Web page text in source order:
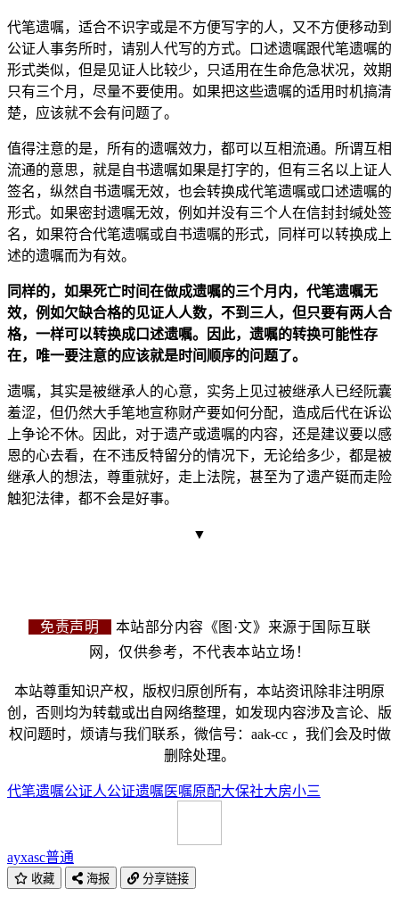
代笔遗嘱，适合不识字或是不方便写字的人，又不方便移动到
公证人事务所时，请别人代写的方式。口述遗嘱跟代笔遗嘱的
形式类似，但是见证人比较少，只适用在生命危急状况，效期
只有三个月，尽量不要使用。如果把这些遗嘱的适用 时机搞清
楚，应该就不会有问题了。
值得注意的是，所有的遗嘱效力，都可以互相流通。所谓互相
流通的意思，就是自书遗嘱如果是打字的，但有三名以上证人
签名，纵然自书遗嘱无效，也会转换成代笔遗嘱或口述遗嘱的
形式。如果密封遗嘱无效，例如并没有三个人在信封封缄处签
名，如果符合代笔遗嘱或自书遗嘱的形式，同样可以转换成上
述的遗嘱而为有效。
同样的，如果死亡时间在做成遗嘱的三个月内，代笔遗嘱无
效，例如欠缺合格的见证人人数，不到三人，但只要有两人合
格，一样可以转换成口述遗嘱。因此，遗嘱的转换可能性存
在，唯一要注意的应该就是时间顺序的问题了。
遗嘱，其实是被继承人的心意，实务上见过被继承人已经阮囊
羞涩，但仍然大手笔地宣称财产要如何分配，造成后代在诉讼
上争论不休。因此，对于遗产或遗嘱的内容，还是建议要以感
恩的心去看，在不违反特留分的情况下，无论给多少，都是被
继承人的想法，尊重就好，走上法院，甚至为了遗产铤而走险
触犯法律，都不会是好事。
▼
免责声明
本站部分内容《图·文》来源于国际互联
网，仅供参考，不代表本站立场！
本站尊重知识产权，版权归原创所有，本站资讯除非注明原
创，否则均为转载或出自网络整理，如发现内容涉及言论、版
权问题时，烦请与我们联系，微信号：aak-cc ，我们会及时做
删除处理。
代笔遗嘱公证人公证遗嘱 医嘱原配大保社大房小三
ayxasc普通
收藏 海报 分享链接